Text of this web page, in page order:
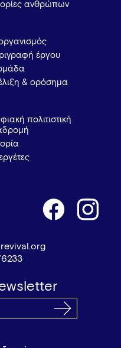
ανθρώπων
έργου
& ορόσημα
πολιτιστική